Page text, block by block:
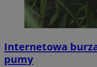
Internetowa
pumy